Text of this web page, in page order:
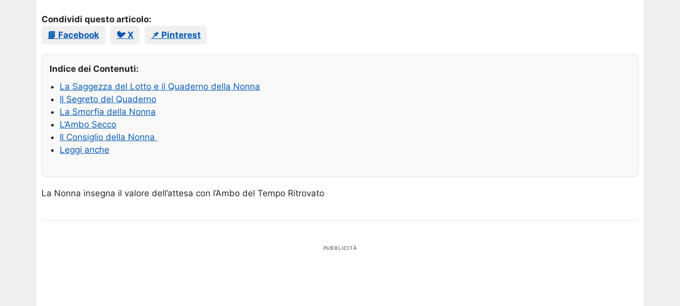
Condividi questo articolo:
📘 Facebook
🐦 X 📌 Pinterest
Indice dei Contenuti:
La Saggezza del Lotto e il Quaderno della Nonna
Il Segreto del Quaderno
La Smorfia della Nonna
L’Ambo Secco
Il Consiglio della Nonna
Leggi anche
La Nonna insegna il valore dell’attesa con l’Ambo del Tempo Ritrovato
PUBBLICITÀ